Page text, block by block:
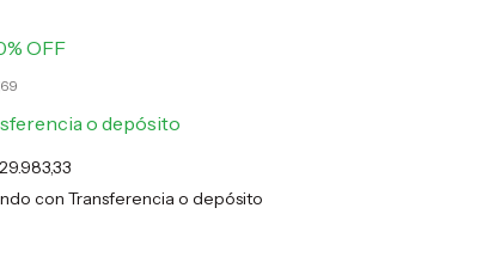
% OFF
o depósito
con Transferencia o depósito